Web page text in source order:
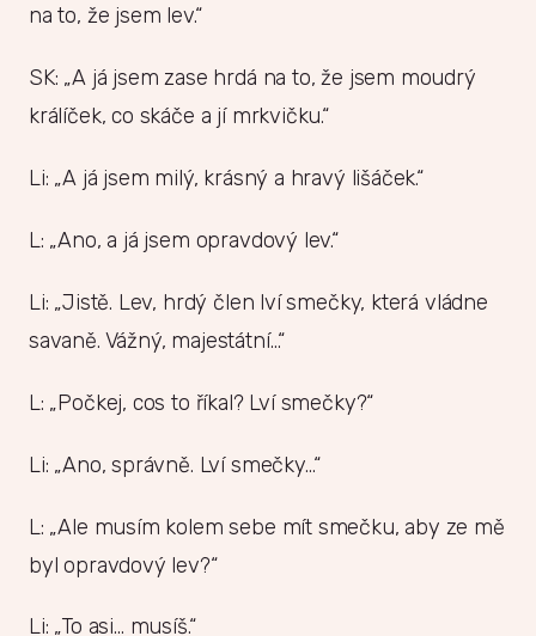
na to, že jsem lev.“
SK: „A já jsem zase hrdá na to, že jsem moudrý
králíček, co skáče a jí mrkvičku.“
Li: „A já jsem milý, krásný a hravý lišáček.“
L: „Ano, a já jsem opravdový lev.“
Li: „Jistě. Lev, hrdý člen lví smečky, která vládne
savaně. Vážný, majestátní…“
L: „Počkej, cos to říkal? Lví smečky?“
Li: „Ano, správně. Lví smečky…“
L: „Ale musím kolem sebe mít smečku, aby ze mě
byl opravdový lev?“
Li: „To asi… musíš.“